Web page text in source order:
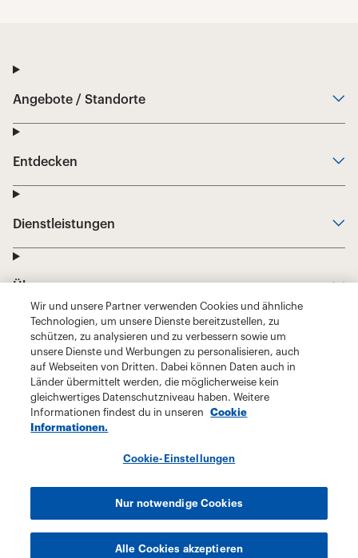
Wir und unsere Partner verwenden Cookies und ähnliche
Technologien, um unsere Dienste bereitzustellen, zu
schützen, zu analysieren und zu verbessern sowie um
unsere Dienste und Werbungen zu personalisieren, auch
auf Webseiten von Dritten. Dabei können Daten auch in
Länder übermittelt werden, die möglicherweise kein
gleichwertiges Datenschutzniveau haben. Weitere
Informationen findest du in unseren
Cookie
Informationen.
Cookie-Einstellungen
Nur notwendige Cookies
Alle Cookies akzeptieren